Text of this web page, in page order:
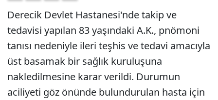
Derecik Devlet Hastanesi'nde takip ve
tedavisi yapılan 83 yaşındaki A.K., pnömoni
tanısı nedeniyle ileri teşhis ve tedavi amacıyla
üst basamak bir sağlık kuruluşuna
nakledilmesine karar verildi. Durumun
aciliyeti göz önünde bulundurulan hasta için